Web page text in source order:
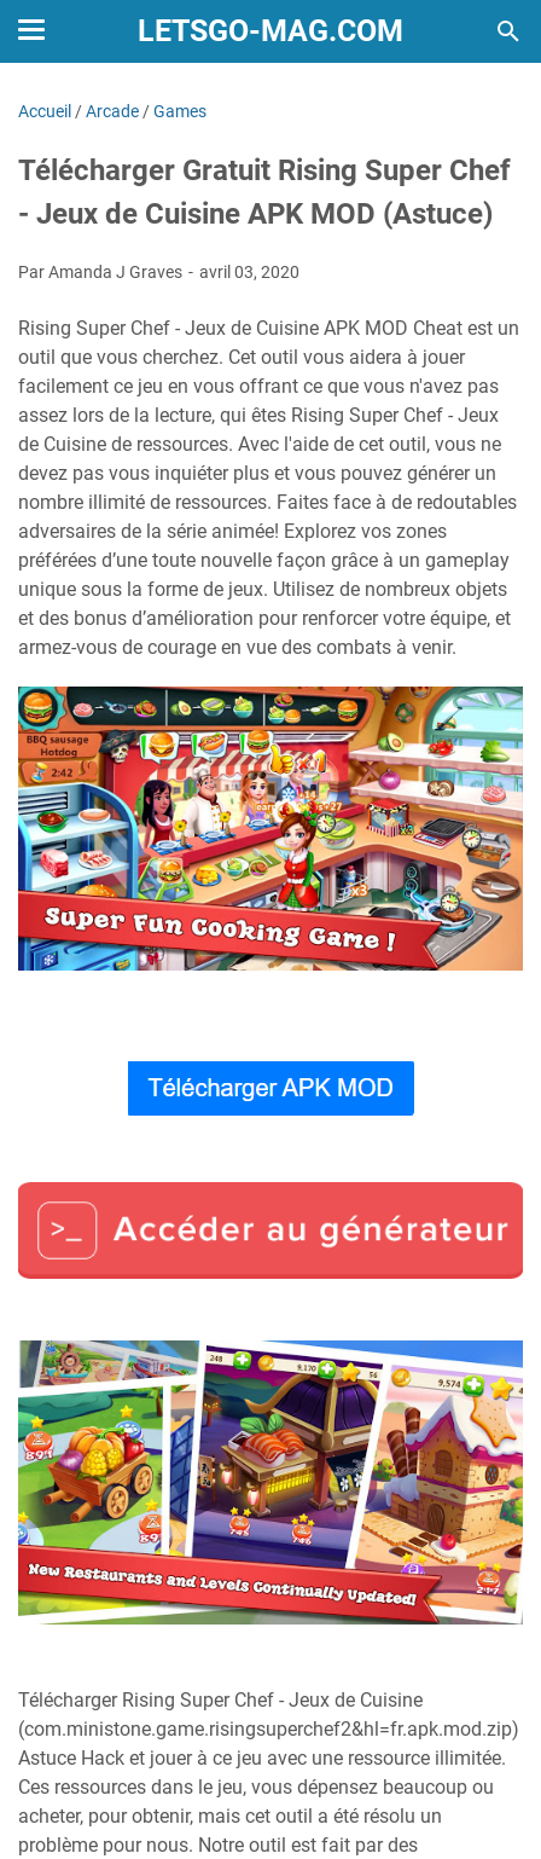
LETSGO-MAG.COM
Accueil /Arcade /Games
Télécharger Gratuit Rising Super Chef
- Jeux de Cuisine APK MOD (Astuce)
Par Amanda J Graves avril 03, 2020
Rising Super Chef - Jeux de Cuisine APK MOD Cheat est un
outil que vous cherchez. Cet outil vous aidera à jouer
facilement ce jeu en vous offrant ce que vous n'avez pas
assez lors de la lecture, qui êtes Rising Super Chef - Jeux
de Cuisine de ressources. Avec l'aide de cet outil, vous ne
devez pas vous inquiéter plus et vous pouvez générer un
nombre illimité de ressources. Faites face à de redoutables
adversaires de la série animée! Explorez vos zones
préférées d’une toute nouvelle façon grâce à un gameplay
unique sous la forme de jeux. Utilisez de nombreux objets
et des bonus d’amélioration pour renforcer votre équipe, et
armez-vous de courage en vue des combats à venir.
Télécharger Rising Super Chef - Jeux de Cuisine
(com.ministone.game.risingsuperchef2&hl=fr.apk.mod.zip)
Astuce Hack et jouer à ce jeu avec une ressource illimitée.
Ces ressources dans le jeu, vous dépensez beaucoup ou
acheter, pour obtenir, mais cet outil a été résolu un
problème pour nous. Notre outil est fait par des